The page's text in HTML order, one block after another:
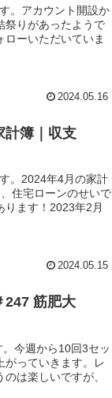
。アカウント開設か
祭りがあったようで
ーいただいていま
2024.05.16
計簿｜収支
。2024年4月の家計
住宅ローンのせいで
ります！2023年2月
2024.05.15
247 筋肥大
今週から10回3セッ
がっていきます。レ
は楽しいですが、